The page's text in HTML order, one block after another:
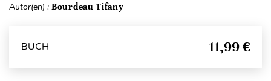
Autor(en) : Bourdeau Tifany
BUCH 11,99 €